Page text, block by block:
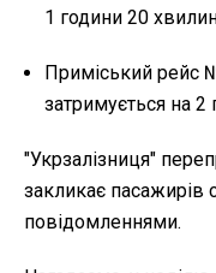
1 години 20
Приміський рейс
затримується на 2
"Укрзалізниця"
закликає пасажирів
повідомленнями.